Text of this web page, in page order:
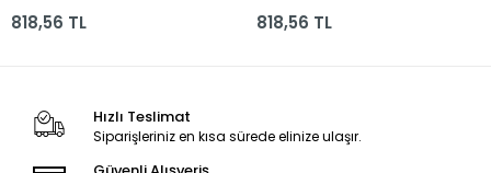
818,56 TL 818,56 TL
Hızlı Teslimat
Siparişleriniz en kısa sürede elinize ulaşır.